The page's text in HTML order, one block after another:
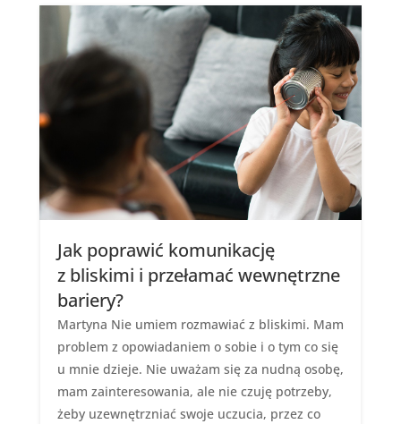
Jak poprawić komunikację
z bliskimi i przełamać wewnętrzne
bariery?
Martyna Nie umiem rozmawiać z bliskimi. Mam
problem z opowiadaniem o sobie i o tym co się
u mnie dzieje. Nie uważam się za nudną osobę,
mam zainteresowania, ale nie czuję potrzeby,
żeby uzewnętrzniać swoje uczucia, przez co